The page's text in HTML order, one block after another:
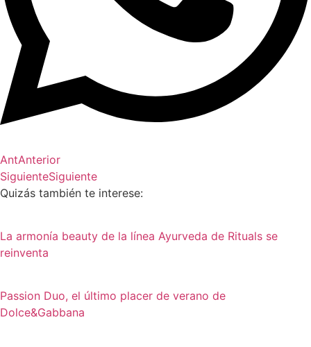
AntAnterior
SiguienteSiguiente
Quizás también te interese:
La armonía beauty de la línea Ayurveda de Rituals se
reinventa
Passion Duo, el último placer de verano de
Dolce&Gabbana